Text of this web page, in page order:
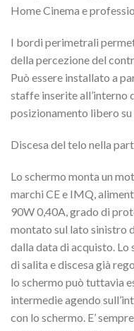
Home Cinema e
I bordi perimetrali
della percezione del
Può essere installato a
staffe inserite all’interno
posizionamento libero
Discesa del telo nella
Lo schermo monta un
marchi CE e IMQ,
90W 0,40A, grado di
montato sul lato sinistro
dalla data di acquisto. Lo
di salita e discesa già
lo schermo può tuttavia
intermedie agendo
con lo schermo. E’